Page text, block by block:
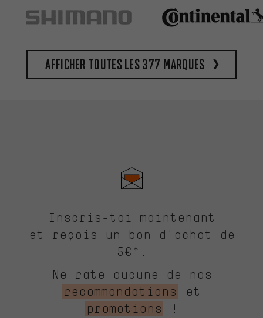
Afficher toutes les 377 marques
Inscris-toi maintenant
et reçois un bon d'achat de
5€*.
Ne rate aucune de nos
recommandations
et
promotions
!